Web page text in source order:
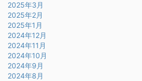
2025年3月
2025年2月
2025年1月
2024年12月
2024年11月
2024年10月
2024年9月
2024年8月